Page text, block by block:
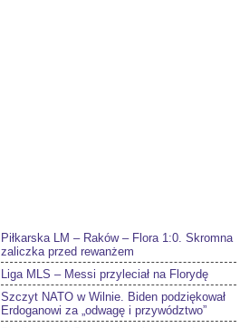
Piłkarska LM – Raków – Flora 1:0. Skromna
zaliczka przed rewanżem
Liga MLS – Messi przyleciał na Florydę
Szczyt NATO w Wilnie. Biden podziękował
Erdoganowi za „odwagę i przywództwo”